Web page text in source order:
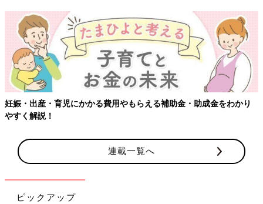
妊娠・出産・育児にかかる費用やもらえる補助金・助成金をわかり
やすく解説！
連載一覧へ
ピックアップ